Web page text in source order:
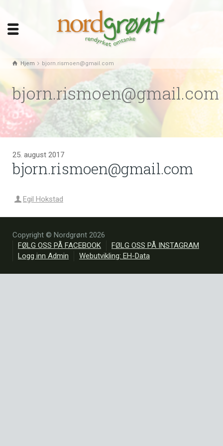
Hjem bjorn.rismoen@gmail.com
bjorn.rismoen@gmail.com
25. august 2017
bjorn.rismoen@gmail.com
Egil Hokstad
Copyright © Nordgrønt 2026
FØLG OSS PÅ FACEBOOK
FØLG OSS PÅ INSTAGRAM
Logg inn Admin
Webutvikling: EH-Data